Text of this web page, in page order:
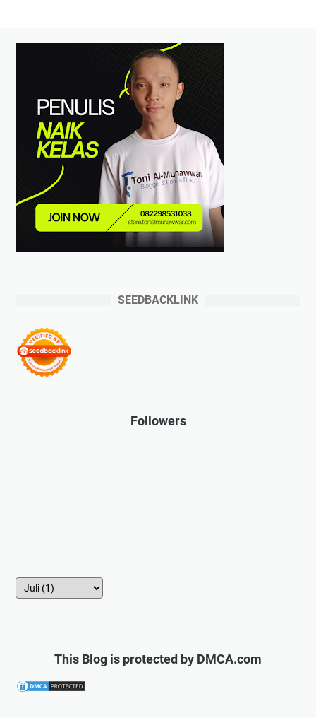
SEEDBACKLINK
Followers
This Blog is protected by DMCA.com